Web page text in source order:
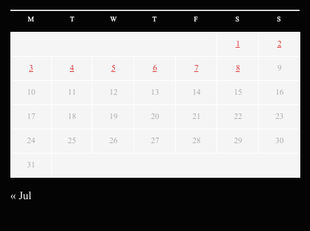
M T W T F S S
1 2
3 4 5 6 7 8 9
10 11 12 13 14 15 16
17 18 19 20 21 22 23
24 25 26 27 28 29 30
31
« Jul